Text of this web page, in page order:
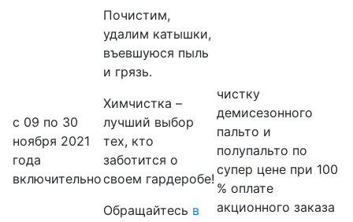
с 09 по 30
ноября 2021
года
включительно
Почистим,
удалим катышки,
въевшуюся пыль
и грязь.
Химчистка –
лучший выбор
тех, кто
заботится о
своем гардеробе!
Обращайтесь в
чистку
демисезонного
пальто и
полупальто по
супер цене при 100
% оплате
акционного заказа